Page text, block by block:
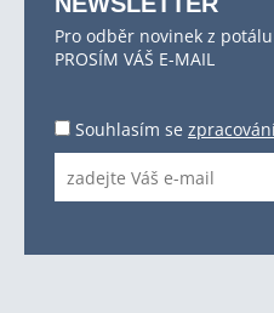
Pro odběr novinek z
PROSÍM VÁŠ E-MAIL
Souhlasím se